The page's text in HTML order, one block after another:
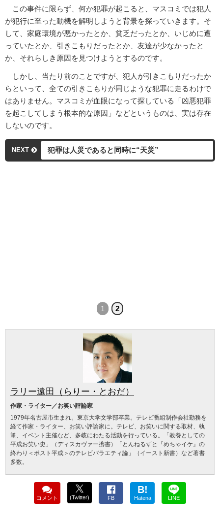
この事件に限らず、何か犯罪が起こると、マスコミでは犯人
が犯行に至った動機を解明しようと背景を探っていきます。そ
して、家庭環境が悪かったとか、貧乏だったとか、いじめに遭
っていたとか、引きこもりだったとか、友達が少なかったと
か、それらしき原因を見つけようとするのです。
しかし、当たり前のことですが、犯人が引きこもりだったか
らといって、全ての引きこもりが同じような犯罪に走るわけで
はありません。マスコミが血眼になって探している「凶悪犯罪
を起こしてしまう根本的な原因」などというものは、実は存在
しないのです。
NEXT 犯罪は人災であると同時に“天災”
1 2
ラリー遠田（らりー・とおだ）
作家・ライター／お笑い評論家
1979年名古屋市生まれ。東京大学文学部卒業。テレビ番組制作会社勤務を
経て作家・ライター、お笑い評論家に。テレビ、お笑いに関する取材、執
筆、イベント主催など、多岐にわたる活動を行っている。「教養としての
平成お笑い史」（ディスカヴァー携書）「とんねるずと『めちゃイケ』の
終わり＜ポスト平成＞のテレビバラエティ論」（イースト新書）など著書
多数。
コメント (Twitter) FB
B!
Hatena LINE